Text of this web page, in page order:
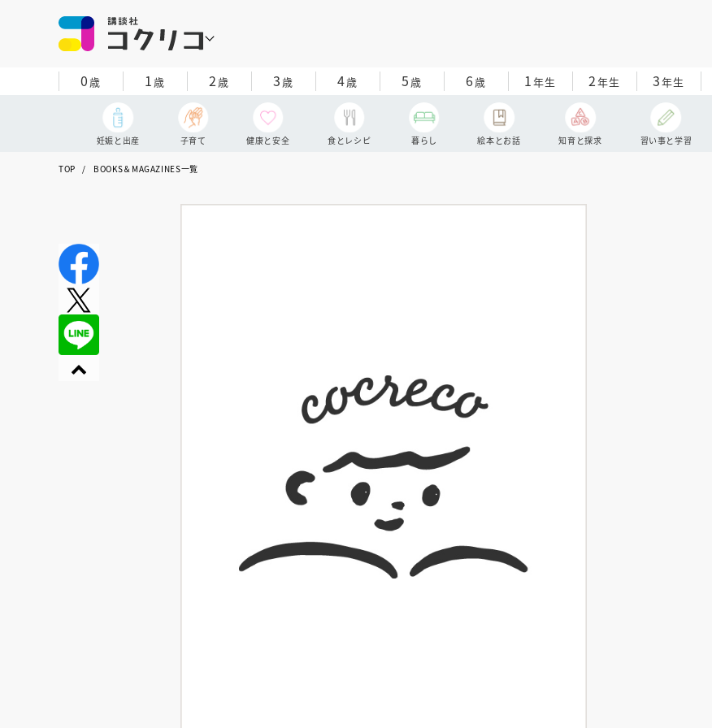
0歳 1歳 2歳 3歳 4歳 5歳 6歳 1年生 2年生 3年生
妊娠と出産 子育て 健康と安全 食とレシピ 暮らし 絵本とお話 知育と探求 習い事と学習
TOP BOOKS＆MAGAZINES一覧